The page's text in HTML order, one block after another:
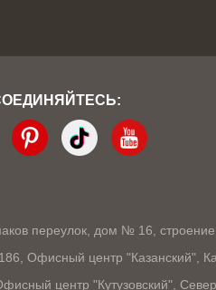
переулок, дом № 16,
Офисный центр "Казанский",
центр "Кутузовский",